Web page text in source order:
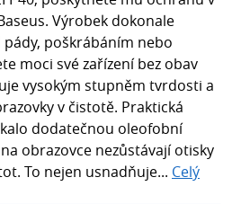
Výrobek dokonale
poškrábáním nebo
moci své zařízení bez obav
vysokým stupněm tvrdosti a
v čistotě. Praktická
dodatečnou oleofobní
obrazovce nezůstávají otisky
To nejen usnadňuje... Celý